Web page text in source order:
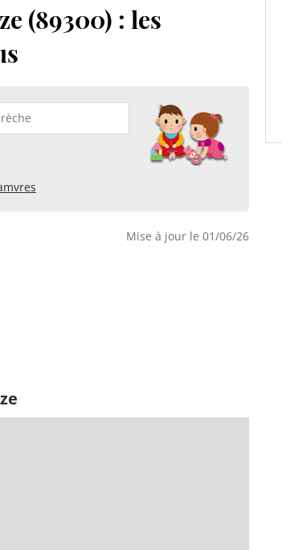
(89300) : les
Mise à jour le 01/06/26